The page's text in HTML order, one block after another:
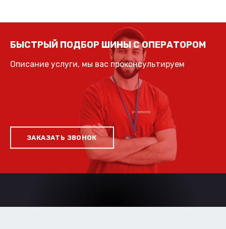
БЫСТРЫЙ ПОДБОР ШИНЫ С ОПЕРАТОРОМ
Описание услуги, мы вас проконсультируем
ЗАКАЗАТЬ ЗВОНОК